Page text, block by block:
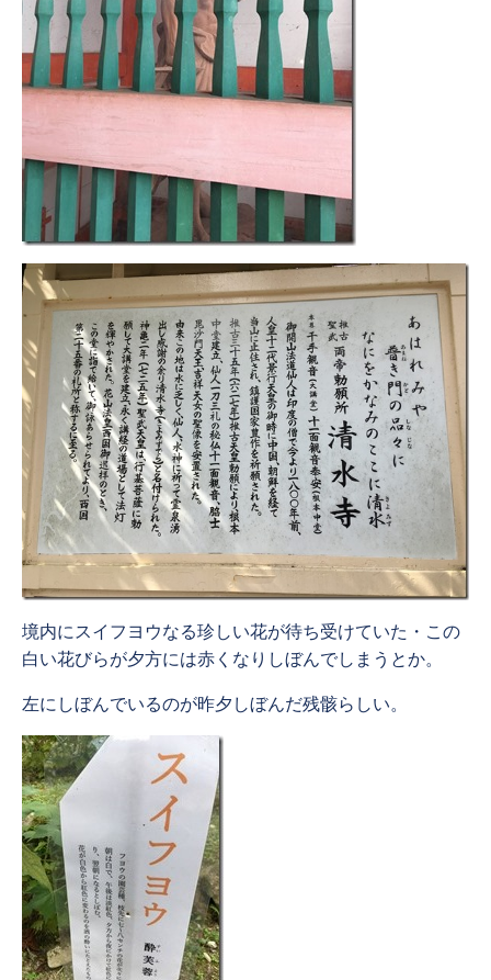
境内にスイフヨウなる珍しい花が待ち受けていた・この
白い花びらが夕方には赤くなりしぼんでしまうとか。
左にしぼんでいるのが昨夕しぼんだ残骸らしい。